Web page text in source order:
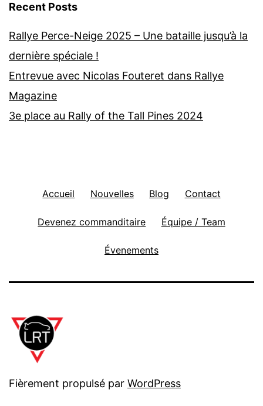
Recent Posts
Rallye Perce-Neige 2025 – Une bataille jusqu’à la
dernière spéciale !
Entrevue avec Nicolas Fouteret dans Rallye
Magazine
3e place au Rally of the Tall Pines 2024
Accueil Nouvelles Blog Contact
Devenez commanditaire Équipe / Team
Évenements
Fièrement propulsé par WordPress